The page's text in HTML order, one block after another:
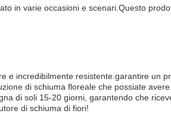
in varie occasioni e scenari.Questo
e incredibilmente resistente.garantire un
di schiuma floreale che possiate avere.
di soli 15-20 giorni, garantendo che
di schiuma di fiori!